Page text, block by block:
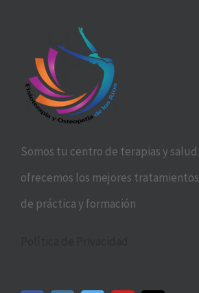
Somos tu centro de terapias y salud
ofrecemos los mejores
de práctica y formación